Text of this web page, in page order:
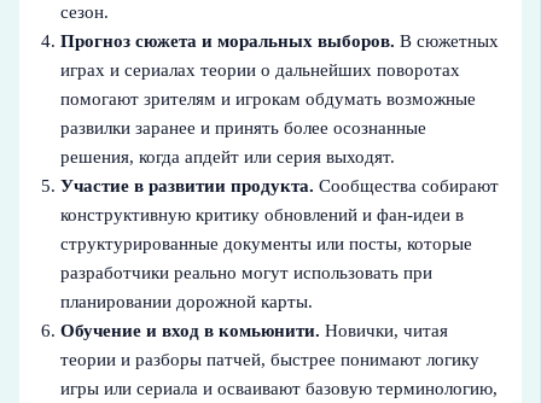
сезон.
Прогноз сюжета и моральных выборов. В сюжетных
играх и сериалах теории о дальнейших поворотах
помогают зрителям и игрокам обдумать возможные
развилки заранее и принять более осознанные
решения, когда апдейт или серия выходят.
Участие в развитии продукта. Сообщества собирают
конструктивную критику обновлений и фан-идеи в
структурированные документы или посты, которые
разработчики реально могут использовать при
планировании дорожной карты.
Обучение и вход в комьюнити. Новички, читая
теории и разборы патчей, быстрее понимают логику
игры или сериала и осваивают базовую терминологию,